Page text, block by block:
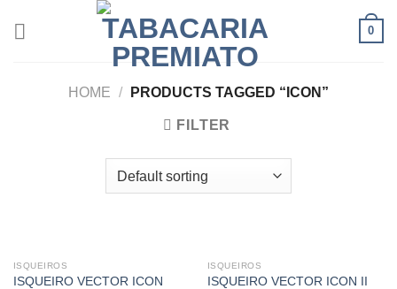
0
HOME / PRODUCTS TAGGED “ICON”
FILTER
ISQUEIROS
ISQUEIRO VECTOR ICON
ISQUEIROS
ISQUEIRO VECTOR ICON II